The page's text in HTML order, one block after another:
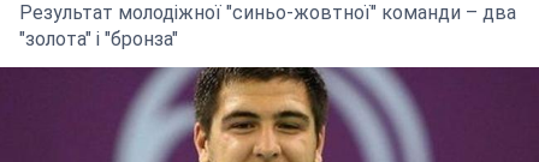
Результат молодіжної "синьо-жовтної" команди – два
"золота" і "бронза"